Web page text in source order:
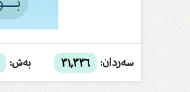
سەردان: ٣١,٣٣٦ بەش: